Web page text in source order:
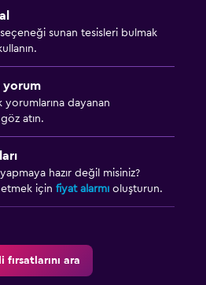
sunan tesisleri bulmak
yorum
dayanan
atın.
hazır değil misiniz?
etmek için fiyat alarmı oluşturun.
fırsatlarını ara